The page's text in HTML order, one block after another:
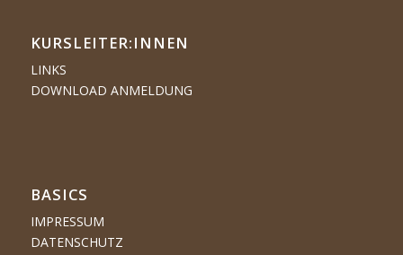
KURSLEITER:INNEN
LINKS
DOWNLOAD ANMELDUNG
BASICS
IMPRESSUM
DATENSCHUTZ